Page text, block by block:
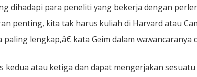
dihadapi para peneliti yang bekerja dengan
penting, kita tak harus kuliah di Harvard atau
lengkap,â€ kata Geim dalam
kedua atau ketiga dan dapat mengerjakan